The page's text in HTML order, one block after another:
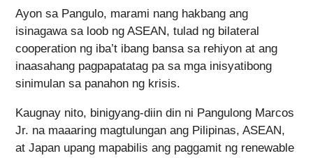
Ayon sa Pangulo, marami nang hakbang ang
isinagawa sa loob ng ASEAN, tulad ng bilateral
cooperation ng iba’t ibang bansa sa rehiyon at ang
inaasahang pagpapatatag pa sa mga inisyatibong
sinimulan sa panahon ng krisis.
Kaugnay nito, binigyang-diin din ni Pangulong Marcos
Jr. na maaaring magtulungan ang Pilipinas, ASEAN,
at Japan upang mapabilis ang paggamit ng renewable